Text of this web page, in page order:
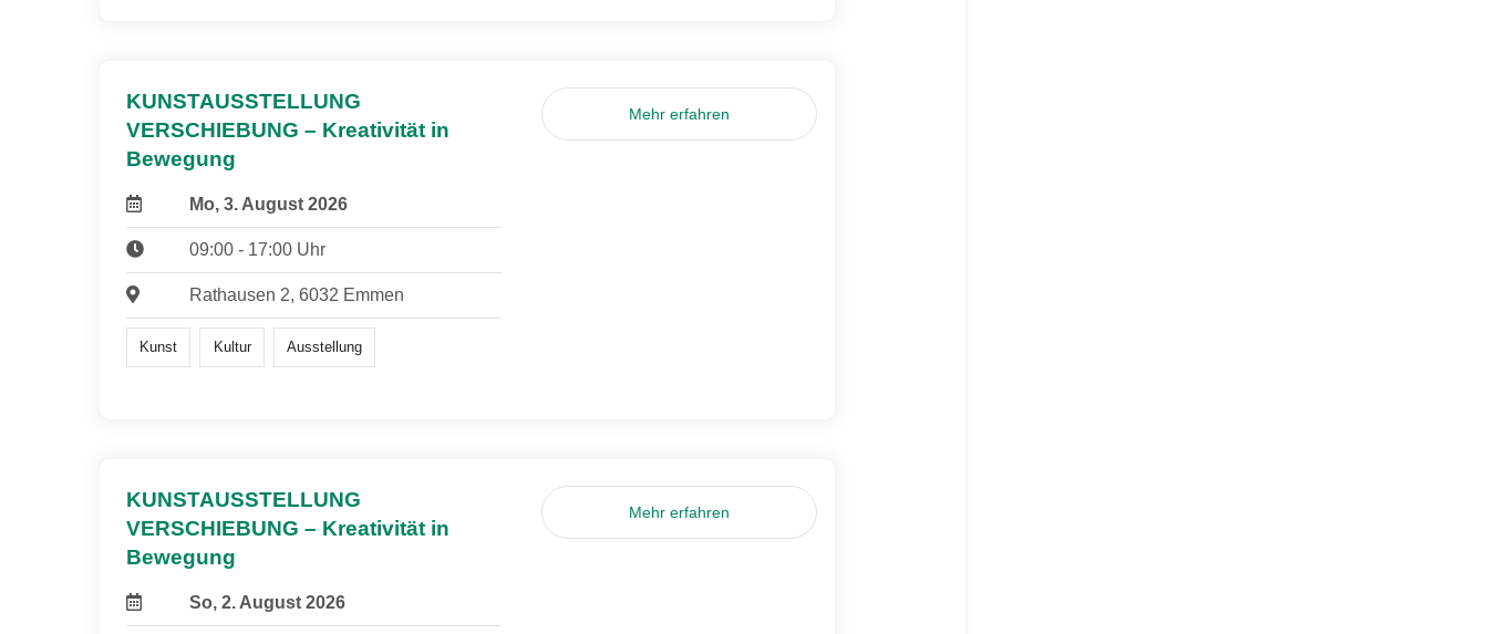
KUNSTAUSSTELLUNG
VERSCHIEBUNG – Kreativität in
Bewegung
Mo, 3. August 2026
09:00 - 17:00 Uhr
Rathausen 2, 6032 Emmen
Kunst Kultur Ausstellung
Mehr erfahren
KUNSTAUSSTELLUNG
VERSCHIEBUNG – Kreativität in
Bewegung
So, 2. August 2026
Mehr erfahren